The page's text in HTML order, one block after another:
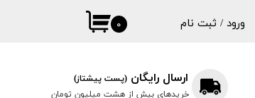
۰ ورود / ثبت نام
تغییر گذر واژهارسال رایگان (پست پیشتاز)
خریدهای بیش از هشت میلیون تومان